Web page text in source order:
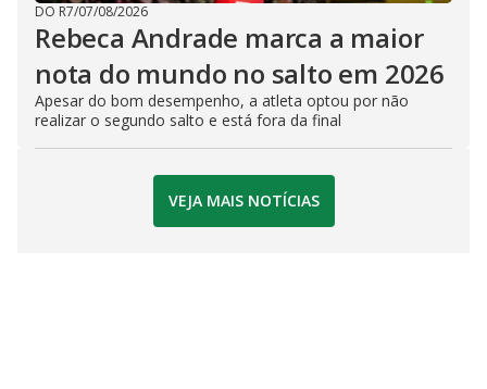
DO R7/07/08/2026
Rebeca Andrade marca a maior
nota do mundo no salto em 2026
Apesar do bom desempenho, a atleta optou por não
realizar o segundo salto e está fora da final
VEJA MAIS NOTÍCIAS